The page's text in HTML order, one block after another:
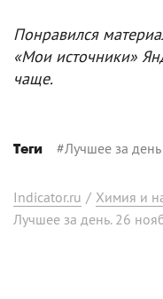
Понравился
«Мои источники»
чаще.
Теги #Лучшее за день
Indicator.ru / Химия и
Лучшее за день. 26